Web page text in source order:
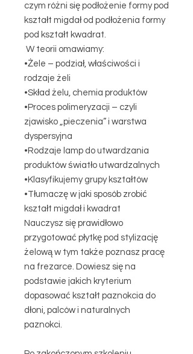
czym różni się podłożenie formy pod
kształt migdał od podłożenia formy
pod kształt kwadrat.
W teorii omawiamy:
•Żele – podział, właściwości i
rodzaje żeli
•Skład żelu, chemia produktów
•Proces polimeryzacji – czyli
zjawisko „pieczenia” i warstwa
dyspersyjna
•Rodzaje lamp do utwardzania
produktów światło utwardzalnych
•Klasyfikujemy grupy kształtów
•Tłumaczę w jaki sposób zrobić
kształt migdał i kwadrat
Nauczysz się prawidłowo
przygotować płytkę pod stylizację
żelową w tym także poznasz pracę
na frezarce. Dowiesz się na
podstawie jakich kryterium
dopasować kształt paznokcia do
dłoni, palców i naturalnych
paznokci.